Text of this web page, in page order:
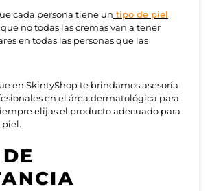
cada persona tiene un tipo de piel
que no todas las cremas van a tener
en todas las personas que las
en SkintyShop te brindamos asesoría
en el área dermatológica para
elijas el producto adecuado para